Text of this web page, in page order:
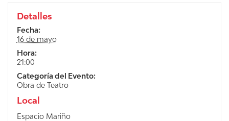
Detalles
Fecha:
16 de mayo
Hora:
21:00
Categoría del Evento:
Obra de Teatro
Local
Espacio Mariño